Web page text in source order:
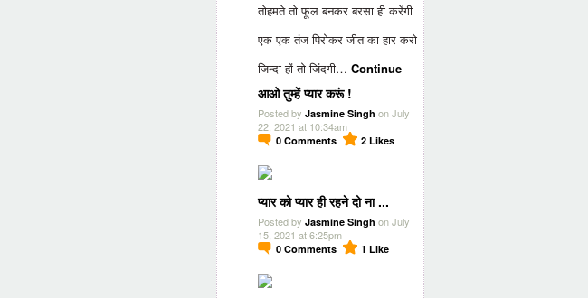
तोहमते तो फूल बनकर बरसा ही करेंगी
एक एक तंज पिरोकर जीत का हार करो
जिन्दा हों तो जिंदगी… Continue
आओ तुम्हें प्यार करूं !
Posted by Jasmine Singh on July
22, 2021 at 10:34am
0 Comments 2 Likes
प्यार को प्यार ही रहने दो ना ...
Posted by Jasmine Singh on July
15, 2021 at 6:25pm
0 Comments 1 Like